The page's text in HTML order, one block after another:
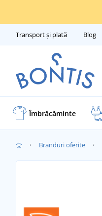
Transport și plată Blog
Îmbrăcăminte
Branduri oferite